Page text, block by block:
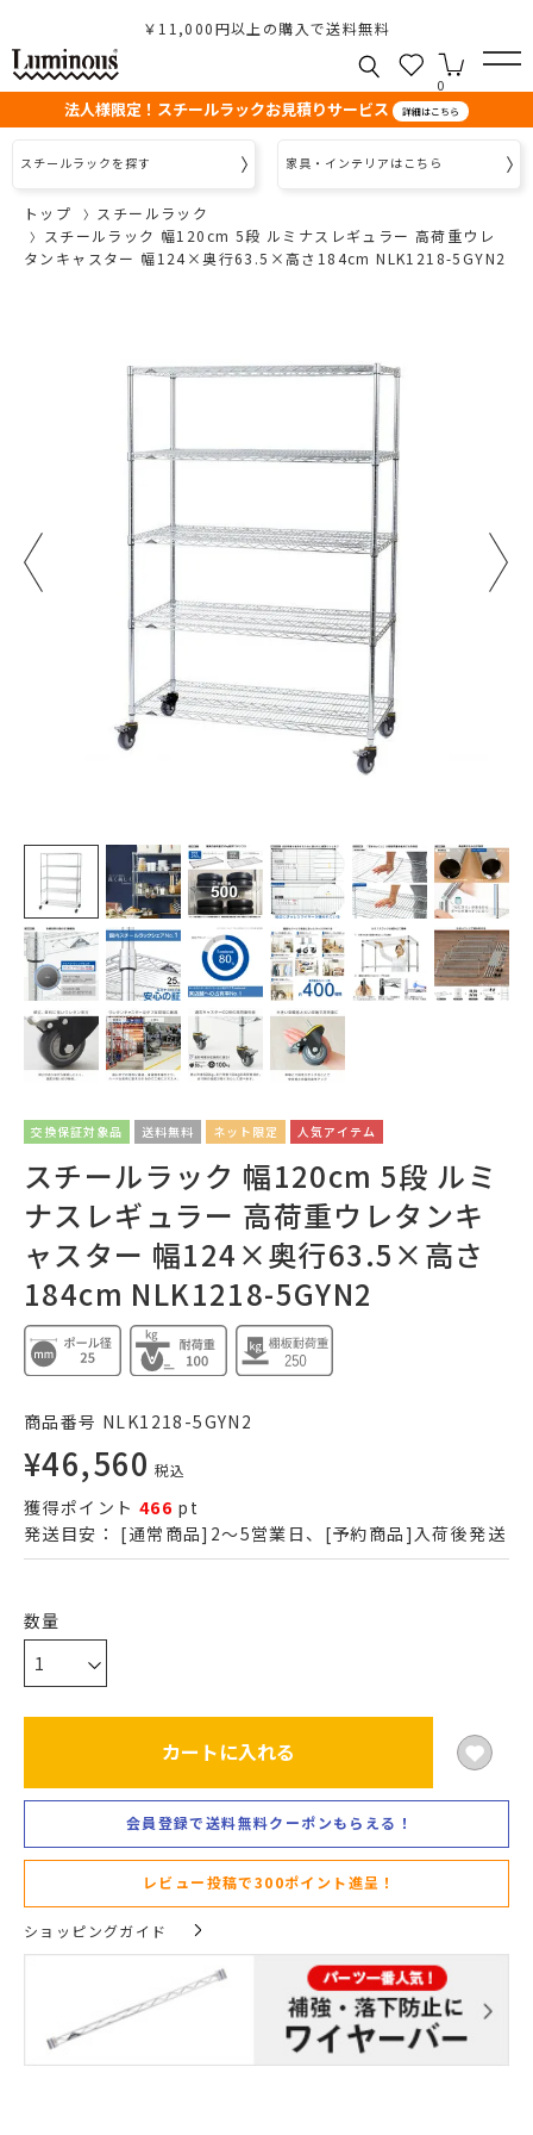
￥11,000円以上の購入で送料無料
0
法人様限定！スチールラックお見積りサービス 詳細はこちら
スチールラックを探す 家具・インテリアはこちら
トップ
スチールラック
スチールラック 幅120cm 5段 ルミナスレギュラー 高荷重ウレ
タンキャスター 幅124×奥行63.5×高さ184cm NLK1218-5GYN2
交換保証対象品 送料無料 ネット限定 人気アイテム
スチールラック 幅120cm 5段 ルミ
ナスレギュラー 高荷重ウレタンキ
ャスター 幅124×奥行63.5×高さ
184cm NLK1218-5GYN2
商品番号 NLK1218-5GYN2
¥46,560 税込
獲得ポイント 466 pt
発送目安： [通常商品]2～5営業日、[予約商品]入荷後発送
カートに入れる
会員登録で送料無料クーポンもらえる！
レビュー投稿で300ポイント進呈！
ショッピングガイド